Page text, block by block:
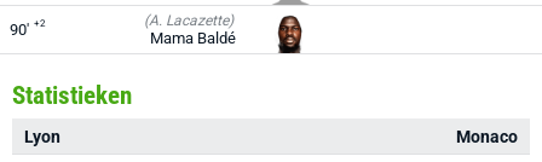
90' +2 (A. Lacazette)
Mama Baldé
Statistieken
Lyon Monaco